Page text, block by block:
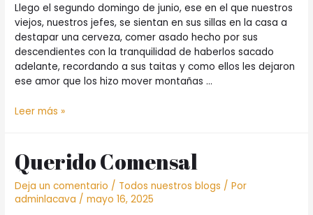
Llego el segundo domingo de junio, ese en el que nuestros
viejos, nuestros jefes, se sientan en sus sillas en la casa a
destapar una cerveza, comer asado hecho por sus
descendientes con la tranquilidad de haberlos sacado
adelante, recordando a sus taitas y como ellos les dejaron
ese amor que los hizo mover montañas …
Amor
nuestra
cocina
de
este
Leer más »
Querido Comensal
Deja un comentario / Todos nuestros blogs / Por
adminlacava /mayo 16, 2025